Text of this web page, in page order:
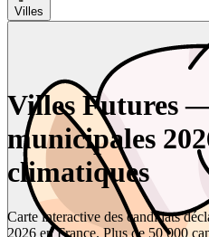
Villes
Villes Futures
municipales
climatiques
Carte interactive des candidats
2026 en France. Plus de 50 000